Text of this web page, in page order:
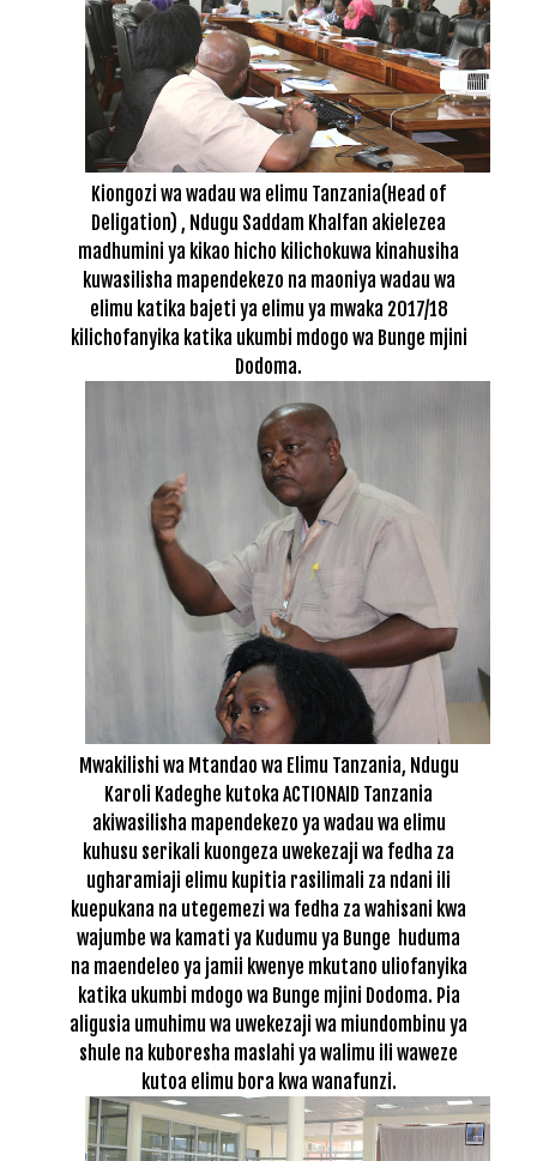
Kiongozi wa wadau wa elimu Tanzania(Head of
Deligation) , Ndugu Saddam Khalfan akielezea
madhumini ya kikao hicho kilichokuwa kinahusiha
kuwasilisha mapendekezo na maoniya wadau wa
elimu katika bajeti ya elimu ya mwaka 2017/18
kilichofanyika katika ukumbi mdogo wa Bunge mjini
Dodoma.
Mwakilishi wa Mtandao wa Elimu Tanzania, Ndugu
Karoli Kadeghe kutoka ACTIONAID Tanzania
akiwasilisha mapendekezo ya wadau wa elimu
kuhusu serikali kuongeza uwekezaji wa fedha za
ugharamiaji elimu kupitia rasilimali za ndani ili
kuepukana na utegemezi wa fedha za wahisani kwa
wajumbe wa kamati ya Kudumu ya Bunge huduma
na maendeleo ya jamii kwenye mkutano uliofanyika
katika ukumbi mdogo wa Bunge mjini Dodoma. Pia
aligusia umuhimu wa uwekezaji wa miundombinu ya
shule na kuboresha maslahi ya walimu ili waweze
kutoa elimu bora kwa wanafunzi.